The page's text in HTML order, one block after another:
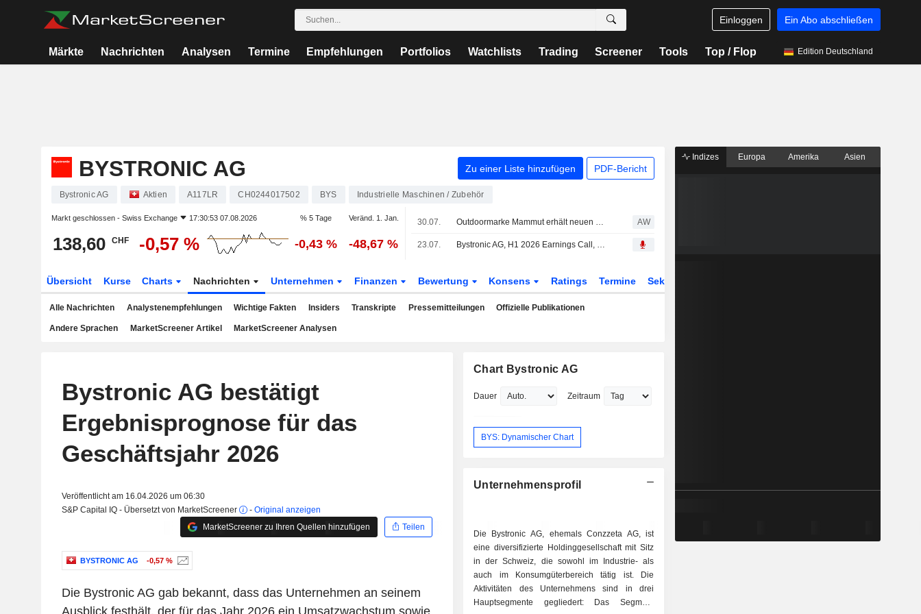
Einloggen Ein Abo abschließen
Märkte Nachrichten Analysen Termine Empfehlungen Portfolios Watchlists Trading Screener Tools Top / Flop Edition Deutschland
BYSTRONIC AG Zu einer Liste hinzufügen PDF-Bericht
Bystronic AG Aktien A117LR CH0244017502 BYS Industrielle Maschinen / Zubehör
Markt geschlossen - Swiss Exchange 17:30:53 07.08.2026 % 5 Tage Veränd. 1. Jan.
138,60 CHF -0,57 % -0,43 % -48,67 %
30.07. Outdoormarke Mammut erhält neuen Besitzer aus China AW
23.07. Bystronic AG, H1 2026 Earnings Call, Jul 23, 2026
Übersicht Kurse Charts Nachrichten Unternehmen Finanzen Bewertung Konsens Ratings Termine Sektor
Alle Nachrichten Analystenempfehlungen Wichtige Fakten Insiders Transkripte Pressemitteilungen Offizielle Publikationen
Andere Sprachen MarketScreener Artikel MarketScreener Analysen
Bystronic AG bestätigt
Ergebnisprognose für das
Geschäftsjahr 2026
Veröffentlicht am 16.04.2026 um 06:30
S&P Capital IQ - Übersetzt von MarketScreener
- Original anzeigen
MarketScreener zu Ihren Quellen hinzufügen
Teilen
BYSTRONIC AG -0,57 %
Die Bystronic AG gab bekannt, dass das Unternehmen an seinem
Chart Bystronic AG
Dauer Zeitraum
BYS: Dynamischer Chart
Unternehmensprofil
Die Bystronic AG, ehemals Conzzeta AG, ist
eine diversifizierte Holdinggesellschaft mit Sitz
in der Schweiz, die sowohl im Industrie- als
auch im Konsumgüterbereich tätig ist. Die
Aktivitäten des Unternehmens sind in drei
Hauptsegmente gegliedert: Das Segment
Indizes Europa Amerika Asien